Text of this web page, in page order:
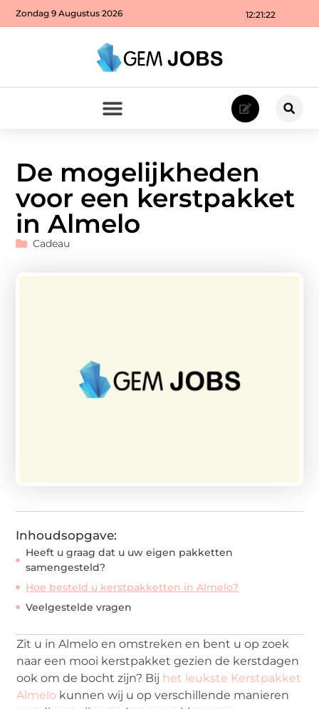
12:21:23
Zondag 9 Augustus 2026
De mogelijkheden
voor een kerstpakket
in Almelo
Cadeau
Inhoudsopgave:
Heeft u graag dat u uw eigen pakketten
samengesteld?
Hoe besteld u kerstpakketten in Almelo?
Veelgestelde vragen
Zit u in Almelo en omstreken en bent u op zoek
naar een mooi kerstpakket gezien de kerstdagen
ook om de bocht zijn? Bij het leukste Kerstpakket
Almelo kunnen wij u op verschillende manieren